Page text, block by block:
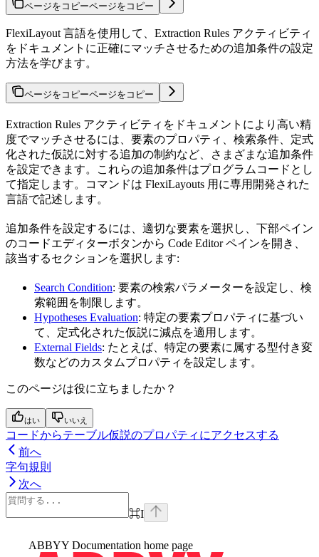
ページをコピーページをコピー
FlexiLayout 言語を使用して、Extraction Rules アクティビティ
をドキュメントに正確にマッチさせるための追加条件の設定
方法を学びます。
ページをコピーページをコピー
Extraction Rules アクティビティをドキュメントにより高い精
度でマッチさせるには、要素のプロパティ、検索条件、定式
化された仮説に対する追加の制約など、さまざまな追加条件
を設定できます。これらの追加条件はプログラムコードとし
て指定します。コマンドは FlexiLayouts 用に専用開発された
言語で記述します。
追加条件を設定するには、適切な要素を選択し、下部ペイン
のコードエディターボタンから Code Editor ペインを開き、
該当するセクションを選択します:
Search Condition: 要素の検索パラメーターを設定し、検
索範囲を制限します。
Hypotheses Evaluation: 特定の要素プロパティに基づい
て、定式化された仮説に減点を適用します。
External Fields: たとえば、特定の要素に属する型付き変
数などのカスタムプロパティを設定します。
このページは役に立ちましたか？
はい いいえ
コードからテーブル仮説のプロパティにアクセスする
前へ
字句規則
次へ
⌘I
ABBYY Documentation home page